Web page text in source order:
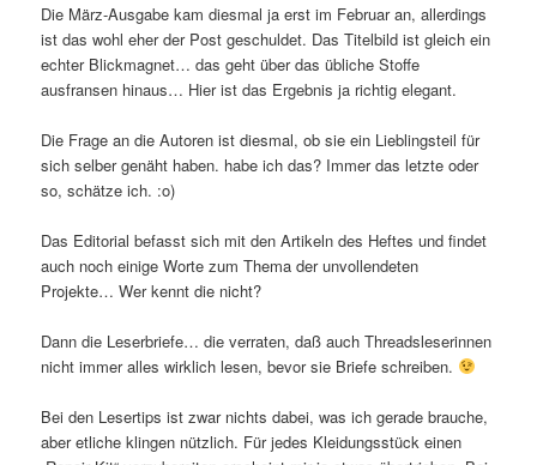
Die März-Ausgabe kam diesmal ja erst im Februar an, allerdings
ist das wohl eher der Post geschuldet. Das Titelbild ist gleich ein
echter Blickmagnet… das geht über das übliche Stoffe
ausfransen hinaus… Hier ist das Ergebnis ja richtig elegant.
Die Frage an die Autoren ist diesmal, ob sie ein Lieblingsteil für
sich selber genäht haben. habe ich das? Immer das letzte oder
so, schätze ich. :o)
Das Editorial befasst sich mit den Artikeln des Heftes und findet
auch noch einige Worte zum Thema der unvollendeten
Projekte… Wer kennt die nicht?
Dann die Leserbriefe… die verraten, daß auch Threadsleserinnen
nicht immer alles wirklich lesen, bevor sie Briefe schreiben.
Bei den Lesertips ist zwar nichts dabei, was ich gerade brauche,
aber etliche klingen nützlich. Für jedes Kleidungsstück einen